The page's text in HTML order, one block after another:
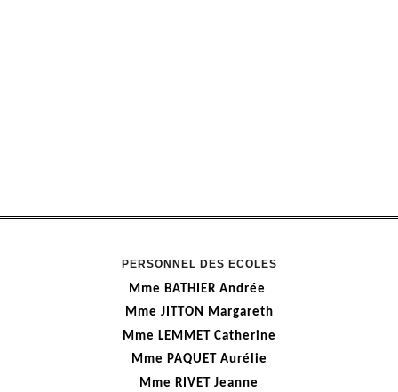
PERSONNEL DES ECOLES
Mme BATHIER Andrée
Mme JITTON Margareth
Mme LEMMET Catherine
Mme PAQUET Aurélie
Mme RIVET Jeanne